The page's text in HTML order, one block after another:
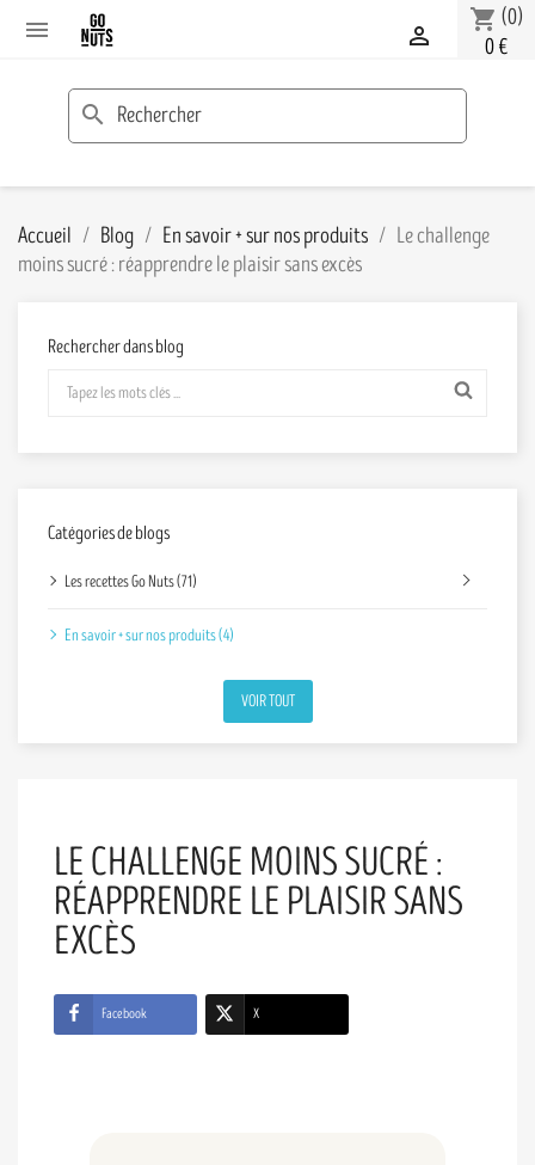
 shopping_cart (0)
0 €

search
Accueil Blog En savoir + sur nos produits
Le challenge
moins sucré : réapprendre le plaisir sans excès
Rechercher dans blog
Catégories de blogs
Les recettes Go Nuts (71)
En savoir + sur nos produits (4)
VOIR TOUT
LE CHALLENGE MOINS SUCRÉ :
RÉAPPRENDRE LE PLAISIR SANS
EXCÈS
Facebook X